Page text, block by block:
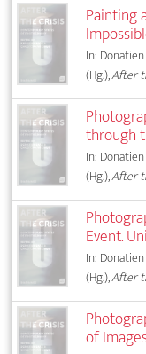
Painting
In:
(Hg.),After
through
In:
(Hg.),After
Event.
In:
(Hg.),After
of